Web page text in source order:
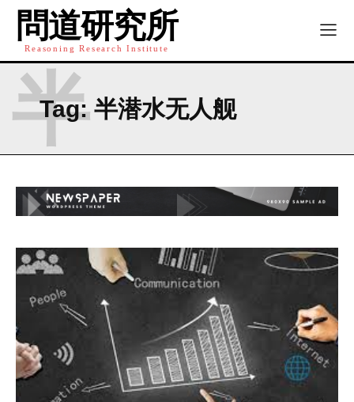
通的桥梁。我们根植于中华文明深厚的科学智慧，结合现代
方法，探索宇宙、自然与人类社会的深层规律。通过系统研
究与跨学科对话，推动传统与现代的创新融合，如中西医结
合、太极启迪AI。我们旨在为理解当今世界提供基于传统智慧
与现代科学的解决方案，并展望构建以人为本、尊重自然的
全球知识体系，共同探索真理，开创未来。
問道研究所
Reasoning Research Institute
Tag:半潜水无人舰
半